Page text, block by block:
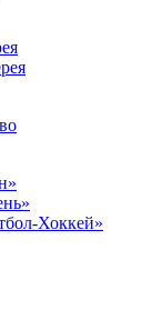
Хоккей»